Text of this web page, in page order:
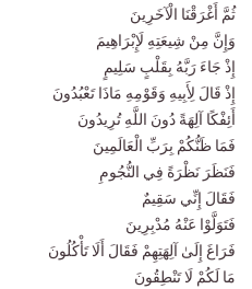
ثُمَّ أَغْرَقْنَا الْآخَرِينَ
وَإِنَّ مِنْ شِيعَتِهِ لَإِبْرَاهِيمَ
إِذْ جَاءَ رَبَّهُ بِقَلْبٍ سَلِيمٍ
إِذْ قَالَ لِأَبِيهِ وَقَوْمِهِ مَاذَا تَعْبُدُونَ
أَئِفْكًا آلِهَةً دُونَ اللَّهِ تُرِيدُونَ
فَمَا ظَنُّكُمْ بِرَبِّ الْعَالَمِينَ
فَنَظَرَ نَظْرَةً فِي النُّجُومِ
فَقَالَ إِنِّي سَقِيمٌ
فَتَوَلَّوْا عَنْهُ مُدْبِرِينَ
فَرَاغَ إِلَىٰ آلِهَتِهِمْ فَقَالَ أَلَا تَأْكُلُونَ
مَا لَكُمْ لَا تَنْطِقُونَ